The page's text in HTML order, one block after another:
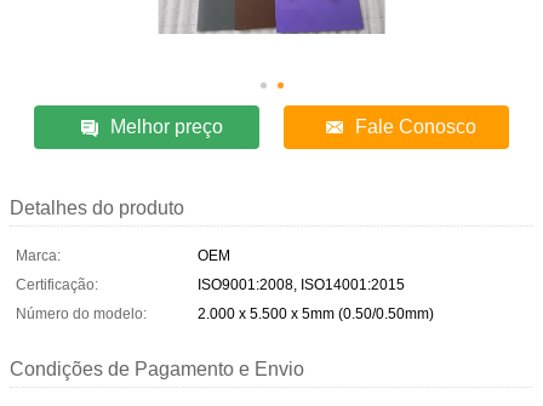
Melhor preço Fale Conosco
Detalhes do produto
Marca:
OEM
Certificação:
ISO9001:2008, ISO14001:2015
Número do modelo:
2.000 x 5.500 x 5mm (0.50/0.50mm)
Condições de Pagamento e Envio